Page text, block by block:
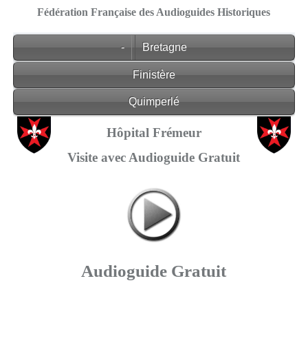
Fédération Française des Audioguides Historiques
- Bretagne
Finistère
Quimperlé
Hôpital Frémeur
Visite avec Audioguide Gratuit
Audioguide Gratuit